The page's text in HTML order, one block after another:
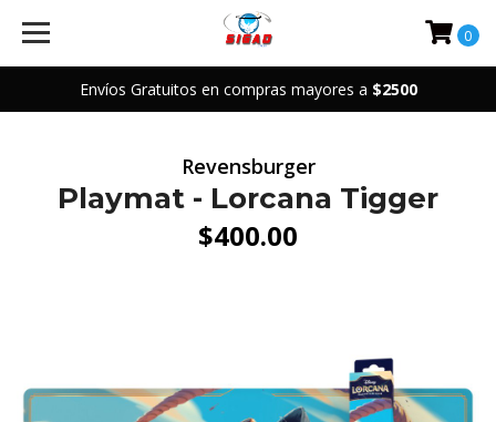
Envíos Gratuitos en compras mayores a $2500
0
Revensburger
Playmat - Lorcana Tigger
$400.00